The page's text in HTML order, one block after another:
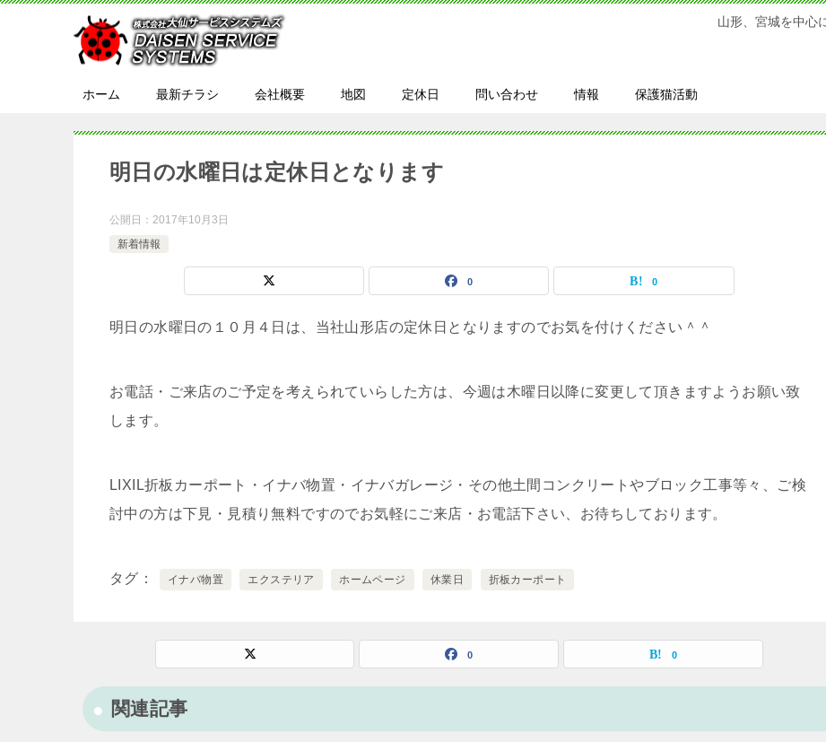
山形、宮城を中心
ホーム 最新チラシ 会社概要 地図 定休日 問い合わせ 情報 保護猫活動
明日の水曜日は定休日となります
公開日： 2017年10月3日
新着情報
0 0
明日の水曜日の１０月４日は、当社山形店の定休日となりますのでお気を付けください＾＾
お電話・ご来店のご予定を考えられていらした方は、今週は木曜日以降に変更して頂きますようお願い致
します。
LIXIL折板カーポート・イナバ物置・イナバガレージ・その他土間コンクリートやブロック工事等々、ご検
討中の方は下見・見積り無料ですのでお気軽にご来店・お電話下さい、お待ちしております。
タグ イナバ物置 エクステリア ホームページ 休業日 折板カーポート
0 0
関連記事